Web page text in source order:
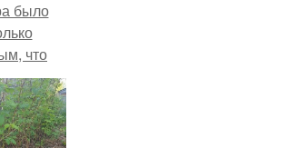
было
что
о
как